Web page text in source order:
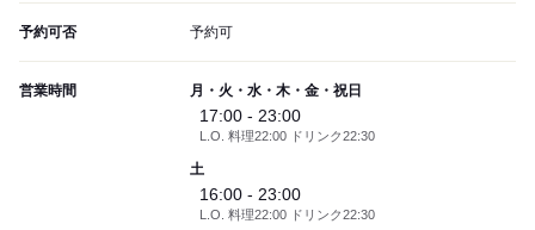
予約可否 予約可
営業時間 月・火・水・木・金・祝日
17:00 - 23:00
L.O. 料理22:00 ドリンク22:30
土
16:00 - 23:00
L.O. 料理22:00 ドリンク22:30